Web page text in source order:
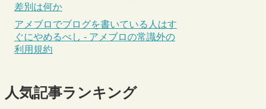
差別は何か
アメブロでブログを書いている人はす
ぐにやめるべし - アメブロの常識外の
利用規約
人気記事ランキング